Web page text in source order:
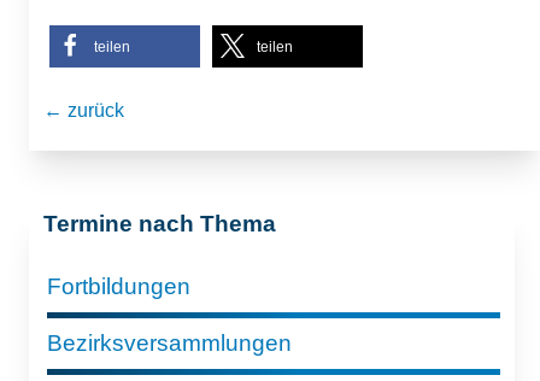
teilen teilen
← zurück
Termine nach Thema
Fortbildungen
Bezirksversammlungen